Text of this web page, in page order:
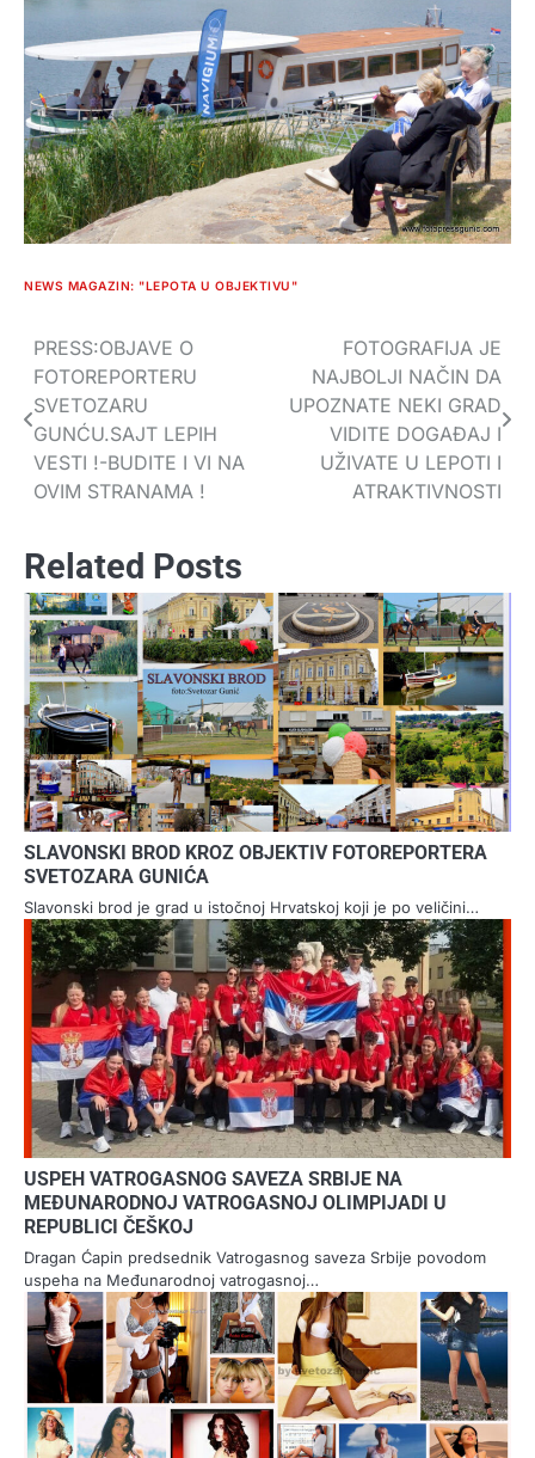
NEWS MAGAZIN: "LEPOTA U OBJEKTIVU"
Navigacija
članaka
PRESS:OBJAVE O
FOTOREPORTERU
SVETOZARU
GUNĆU.SAJT LEPIH
VESTI !-BUDITE I VI NA
OVIM STRANAMA !
FOTOGRAFIJA JE
NAJBOLJI NAČIN DA
UPOZNATE NEKI GRAD
VIDITE DOGAĐAJ I
UŽIVATE U LEPOTI I
ATRAKTIVNOSTI
Related Posts
SLAVONSKI BROD KROZ OBJEKTIV FOTOREPORTERA
SVETOZARA GUNIĆA
Slavonski brod je grad u istočnoj Hrvatskoj koji je po veličini…
USPEH VATROGASNOG SAVEZA SRBIJE NA
MEĐUNARODNOJ VATROGASNOJ OLIMPIJADI U
REPUBLICI ČEŠKOJ
Dragan Ćapin predsednik Vatrogasnog saveza Srbije povodom
uspeha na Međunarodnoj vatrogasnoj…